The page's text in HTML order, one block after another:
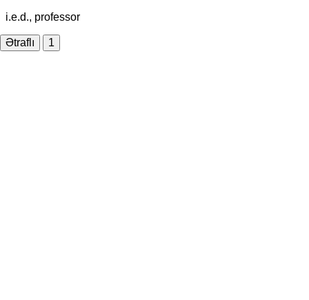
i.e.d., professor
Ətraflı 1